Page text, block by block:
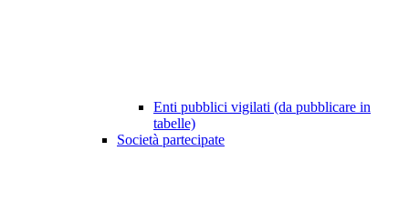
Enti pubblici vigilati (da pubblicare in
tabelle)
Società partecipate